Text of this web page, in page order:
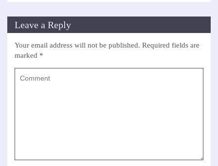
Leave a Reply
Your email address will not be published. Required fields are
marked *